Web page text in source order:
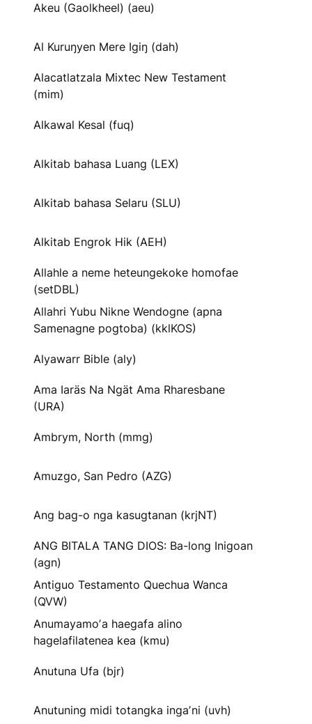
Akeu (Gaolkheel) (aeu)
Al Kuruŋyen Mere Igiŋ (dah)
Alacatlatzala Mixtec New Testament
(mim)
Alkawal Kesal (fuq)
Alkitab bahasa Luang (LEX)
Alkitab bahasa Selaru (SLU)
Alkitab Engrok Hik (AEH)
Allahle a neme heteungekoke homofae
(setDBL)
Allahri Yubu Nikne Wendogne (apna
Samenagne pogtoba) (kklKOS)
Alyawarr Bible (aly)
Ama Iaräs Na Ngät Ama Rharesbane
(URA)
Ambrym, North (mmg)
Amuzgo, San Pedro (AZG)
Ang bag-o nga kasugtanan (krjNT)
ANG BITALA TANG DIOS: Ba-long Inigoan
(agn)
Antiguo Testamento Quechua Wanca
(QVW)
Anumayamoʼa haegafa alino
hagelafilatenea kea (kmu)
Anutuna Ufa (bjr)
Anutuning midi totangka ingaʼni (uvh)